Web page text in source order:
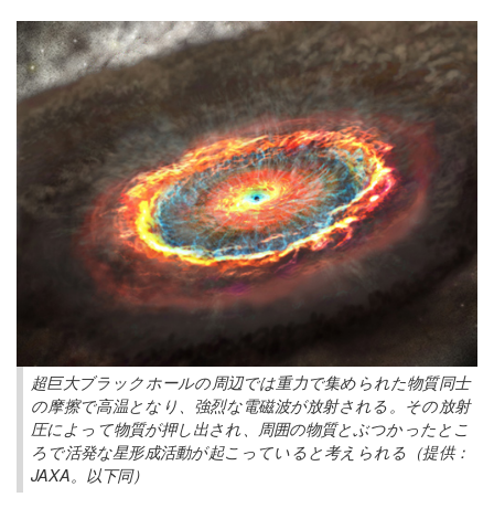
超巨大ブラックホールの周辺では重力で集められた物質同士
の摩擦で高温となり、強烈な電磁波が放射される。その放射
圧によって物質が押し出され、周囲の物質とぶつかったとこ
ろで活発な星形成活動が起こっていると考えられる（提供：
JAXA。以下同）